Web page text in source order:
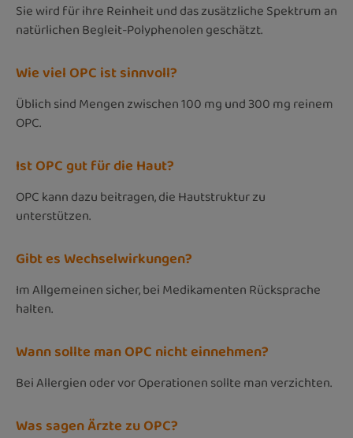
Sie wird für ihre Reinheit und das zusätzliche Spektrum an
natürlichen Begleit-Polyphenolen geschätzt.
Wie viel OPC ist sinnvoll?
Üblich sind Mengen zwischen 100 mg und 300 mg reinem
OPC.
Ist OPC gut für die Haut?
OPC kann dazu beitragen, die Hautstruktur zu
unterstützen.
Gibt es Wechselwirkungen?
Im Allgemeinen sicher, bei Medikamenten Rücksprache
halten.
Wann sollte man OPC nicht einnehmen?
Bei Allergien oder vor Operationen sollte man verzichten.
Was sagen Ärzte zu OPC?